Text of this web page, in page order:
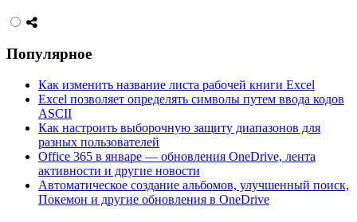
Популярное
Как изменить название листа рабочей книги Excel
Excel позволяет определять символы путем ввода кодов
ASCII
Как настроить выборочную защиту диапазонов для
разных пользователей
Office 365 в январе — обновления OneDrive, лента
активности и другие новости
Автоматическое создание альбомов, улучшенный поиск,
Покемон и другие обновления в OneDrive